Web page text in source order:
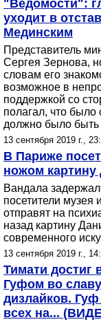
"Ведомости":
уходит в
Мединским
Представитель
Сергея Зернова,
словам его
возможное в
поддержкой со
полагал, что было
должно было быть
13 сентября 2019 г.,
В Париже
ножом
Вандала
посетители
отправят на
назад картину
современного
13 сентября 2019 г.,
Тимати достиг
Гуфом во
дизлайков.
всех на...